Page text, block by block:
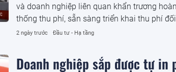
và doanh nghiệp liên quan khẩn trương
thống thu phí, sẵn sàng triển khai thu phí
Nam phía Đông đoạn từ Quảng Ngãi đến
2 ngày trước Đầu tư - Hạ tầng
Doanh nghiệp sắp được tự in